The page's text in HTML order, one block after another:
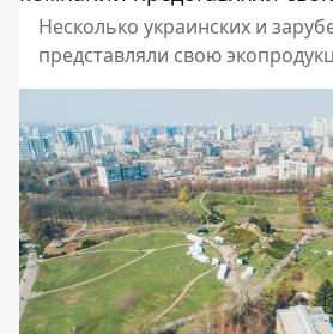
Несколько украинских и
представляли свою